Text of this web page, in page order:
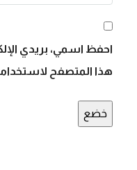
احفظ اسمي، بريدي
هذا المتصفح